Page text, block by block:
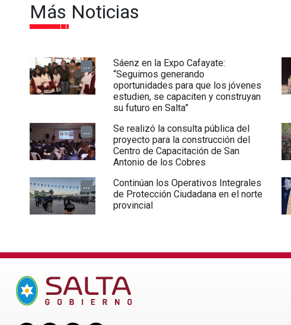
Más Noticias
...
Sáenz en la Expo Cafayate:
“Seguimos generando
oportunidades para que los jóvenes
estudien, se capaciten y construyan
su futuro en Salta”
...
Se realizó la consulta pública del
proyecto para la construcción del
Centro de Capacitación de San
Antonio de los Cobres
...
Continúan los Operativos Integrales
de Protección Ciudadana en el norte
provincial